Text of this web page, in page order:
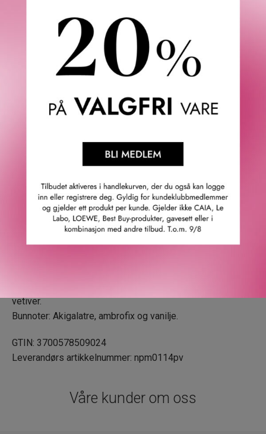
grensene for kunstferdighet og prangende, og utover tid,
vekker Valaya en intim sensasjon, en universell følelse, et
dypt pust av oppmerksomhet. Den korte formelen antyder
hudens tekstur, lukten av frisk bomull og utstrålingen til en
Valaya er sammensatt av en minimalistisk, gjennomsiktig
noten par excellence. Disse ingrediensene er forsterket
av en eliksir som er skjult dosert med musk og plassert
musky-treaktige floralen kombinerer en synergi av
naturlige materialer og innovative molekyler. Den
sensuelle bunnen til Valaya-formelen er Ambrofix, et
molekyl som gradvis leverer, ved kontakt med huden,
varme fasetter av rav.
vetiver.
Bunnoter: Akigalatre, ambrofix og vanilje.
GTIN: 3700578509024
Leverandørs artikkelnummer: npm0114pv
Våre kunder om oss